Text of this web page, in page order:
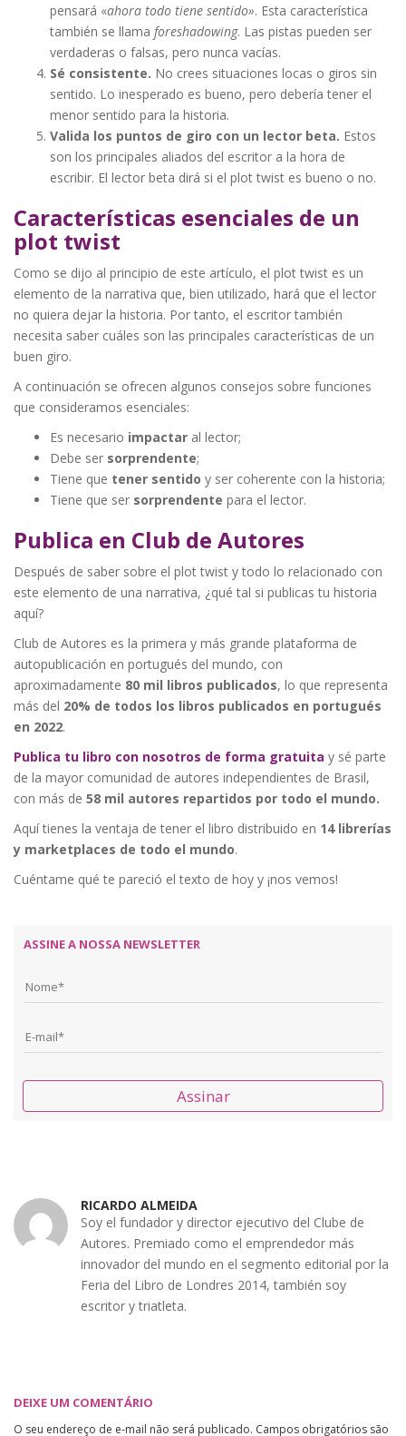
pensará «ahora todo tiene sentido». Esta característica
también se llama foreshadowing. Las pistas pueden ser
verdaderas o falsas, pero nunca vacías.
Sé consistente. No crees situaciones locas o giros sin
sentido. Lo inesperado es bueno, pero debería tener el
menor sentido para la historia.
Valida los puntos de giro con un lector beta. Estos
son los principales aliados del escritor a la hora de
escribir. El lector beta dirá si el plot twist es bueno o no.
Características esenciales de un
plot twist
Como se dijo al principio de este artículo, el plot twist es un
elemento de la narrativa que, bien utilizado, hará que el lector
no quiera dejar la historia. Por tanto, el escritor también
necesita saber cuáles son las principales características de un
buen giro.
A continuación se ofrecen algunos consejos sobre funciones
que consideramos esenciales:
Es necesario impactar al lector;
Debe ser sorprendente;
Tiene que tener sentido y ser coherente con la historia;
Tiene que ser sorprendente para el lector.
Publica en Club de Autores
Después de saber sobre el plot twist y todo lo relacionado con
este elemento de una narrativa, ¿qué tal si publicas tu historia
aquí?
Club de Autores es la primera y más grande plataforma de
autopublicación en portugués del mundo, con
aproximadamente 80 mil libros publicados, lo que representa
más del 20% de todos los libros publicados en portugués
en 2022.
Publica tu libro con nosotros de forma gratuita y sé parte
de la mayor comunidad de autores independientes de Brasil,
con más de 58 mil autores repartidos por todo el mundo.
Aquí tienes la ventaja de tener el libro distribuido en 14 librerías
y marketplaces de todo el mundo.
Cuéntame qué te pareció el texto de hoy y ¡nos vemos!
ASSINE A NOSSA NEWSLETTER
Assinar
RICARDO ALMEIDA
Soy el fundador y director ejecutivo del Clube de
Autores. Premiado como el emprendedor más
innovador del mundo en el segmento editorial por la
Feria del Libro de Londres 2014, también soy
escritor y triatleta.
DEIXE UM COMENTÁRIO
O seu endereço de e-mail não será publicado. Campos obrigatórios são